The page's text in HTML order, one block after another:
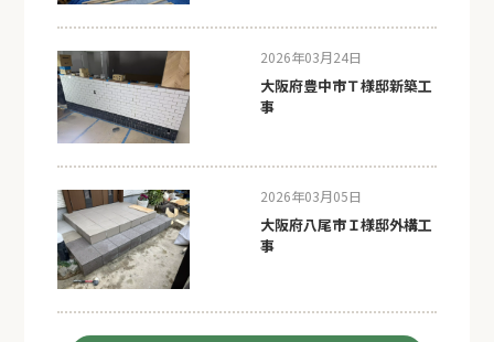
2026年03月24日
大阪府豊中市Ｔ様邸新築工
事
2026年03月05日
大阪府八尾市Ｉ様邸外構工
事